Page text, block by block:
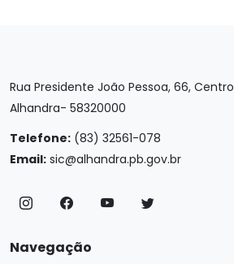
Rua Presidente João Pessoa, 66, Centro
Alhandra- 58320000
Telefone: (83) 32561-078
Email: sic@alhandra.pb.gov.br
Navegação